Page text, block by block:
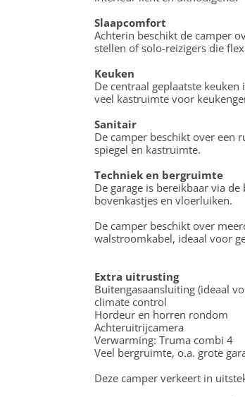
Slaapcomfort
Achterin beschikt de camper
stellen of solo-reizigers die
Keuken
De centraal geplaatste
veel kastruimte voor
Sanitair
De camper beschikt over een
spiegel en kastruimte.
Techniek en bergruimte
De garage is bereikbaar via
bovenkastjes en vloerluiken.
De camper beschikt over
walstroomkabel, ideaal voor
Extra uitrusting
Buitengasaansluiting (ideaal
climate control
Hordeur en horren rondom
Achteruitrijcamera
Verwarming: Truma combi 4
Veel bergruimte, o.a. grote
Deze camper verkeert in